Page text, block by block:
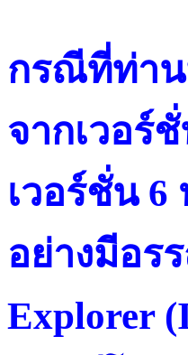
กรณีที่ท่าน
จากเวอร์
เวอร์ชั่น 6
อย่างมีอร
Explorer